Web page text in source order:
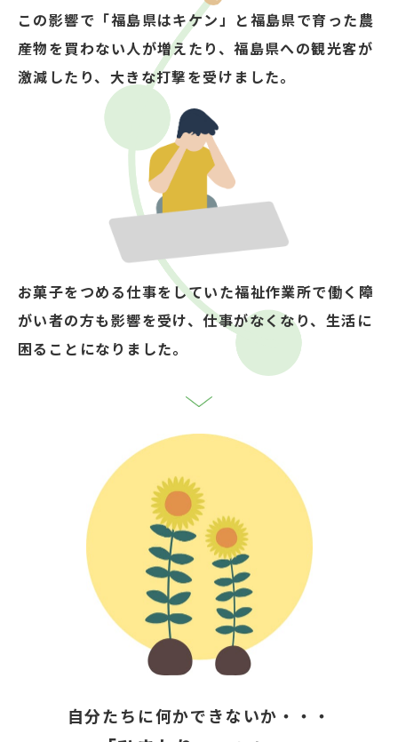
この影響で「福島県はキケン」と福島県で育った農
産物を買わない人が増えたり、福島県への観光客が
激減したり、大きな打撃を受けました。
お菓子をつめる仕事をしていた福祉作業所で働く障
がい者の方も影響を受け、仕事がなくなり、生活に
困ることになりました。
自分たちに何かできないか・・・